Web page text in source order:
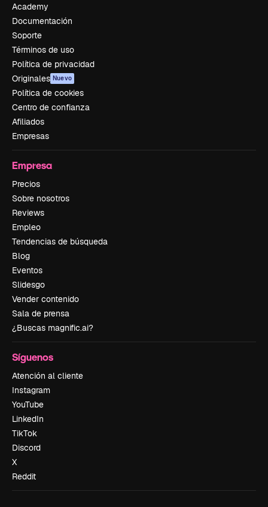
Academy
Documentación
Soporte
Términos de uso
Política de privacidad
Originales Nuevo
Política de cookies
Centro de confianza
Afiliados
Empresas
Empresa
Precios
Sobre nosotros
Reviews
Empleo
Tendencias de búsqueda
Blog
Eventos
Slidesgo
Vender contenido
Sala de prensa
¿Buscas magnific.ai?
Síguenos
Atención al cliente
Instagram
YouTube
LinkedIn
TikTok
Discord
X
Reddit